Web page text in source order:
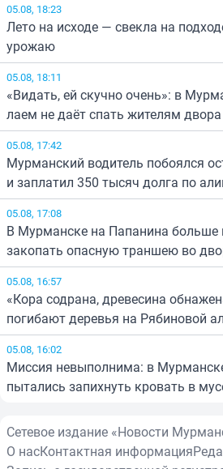
05.08, 18:23
Лето на исходе — свекла на
урожаю
05.08, 18:11
«Видать, ей скучно очень»: в
лаем не даёт спать жителям двора
05.08, 17:42
Мурманский водитель побоялся
и заплатил 350 тысяч долга по
05.08, 17:08
В Мурманске на Папанина больше
закопать опасную траншею во
05.08, 16:57
«Кора содрана, древесина
погибают деревья на Рябиновой
05.08, 16:02
Миссия невыполнима: в
пытались запихнуть кровать в
Сетевое издание «Новости
О насКонтактная информация